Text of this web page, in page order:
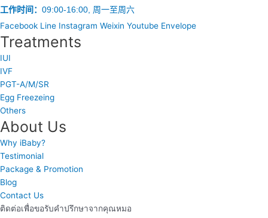
工作时间： 09:00-16:00, 周一至周六
Facebook Line Instagram Weixin Youtube Envelope
Treatments
IUI
IVF
PGT-A/M/SR
Egg Freezeing
Others
About Us
Why iBaby?
Testimonial
Package & Promotion
Blog
Contact Us
ติดต่อเพื่อขอรับคำปรึกษาจากคุณหมอ